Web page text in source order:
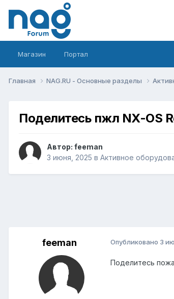
Магазин Портал
Главная NAG.RU - Основные разделы
Поделитесь пжл NX-OS
Автор: feeman
3 июня, 2025 в Активное
feeman Опубликовано 3
Поделитесь